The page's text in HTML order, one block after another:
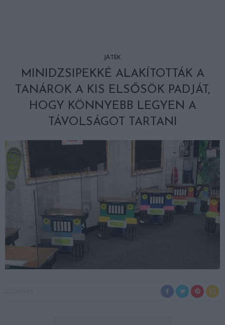
JÁTÉK
MINIDZSIPEKKÉ ALAKÍTOTTÁK A
TANÁROK A KIS ELSŐSÖK PADJÁT,
HOGY KÖNNYEBB LEGYEN A
TÁVOLSÁGOT TARTANI